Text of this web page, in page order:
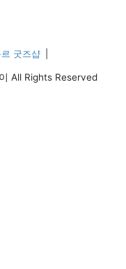
르 굿즈샵
All Rights Reserved